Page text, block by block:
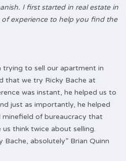
I first started in real estate in
experience to help you find the
trying to sell our apartment in
that we try Ricky Bache at
was instant, he helped us to
just as importantly, he helped
of bureaucracy that
think twice about selling.
Bache, absolutely” Brian Quinn